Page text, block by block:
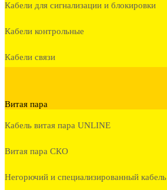
Кабели для сигнализации и блокировки
Кабели контрольные
Кабели связи
Витая пара
Кабель витая пара UNLINE
Витая пара СКО
Негорючий и специализированный кабель